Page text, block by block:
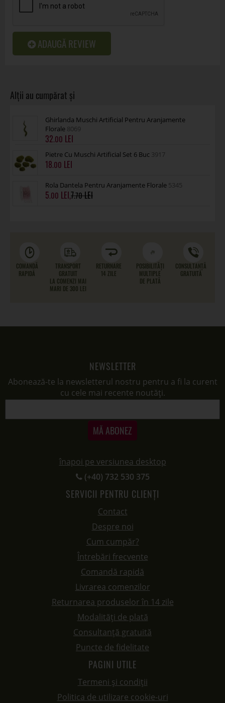
ADAUGĂ REVIEW
Ghirlanda Muschi Artificial Pentru Aranjamente
Florale 8069
32.00
Pietre Cu Muschi Artificial Set 6 Buc 3917
18.00
Rola Dantela Pentru Aranjamente Florale 5345
5.00 ,7.70
COMANDĂ
RAPIDĂ
TRANSPORT
GRATUIT
LA COMENZI MAI
MARI DE 300 LEI
RETURNARE
14 ZILE
POSIBILITĂȚI
MULTIPLE
DE PLATĂ
CONSULTANȚĂ
GRATUITĂ
NEWSLETTER
Abonează-te la newsletterul nostru pentru a fi la curent
cu cele mai recente noutăți.
MĂ ABONEZ
înapoi pe versiunea desktop
(+40) 732 530 375
SERVICII PENTRU CLIENȚI
Contact
Despre noi
Cum cumpăr?
Întrebări frecvente
Comandă rapidă
Livrarea comenzilor
Returnarea produselor în 14 zile
Modalități de plată
Consultanță gratuită
Puncte de fidelitate
PAGINI UTILE
Termeni și condiții
Politica de utilizare cookie-uri